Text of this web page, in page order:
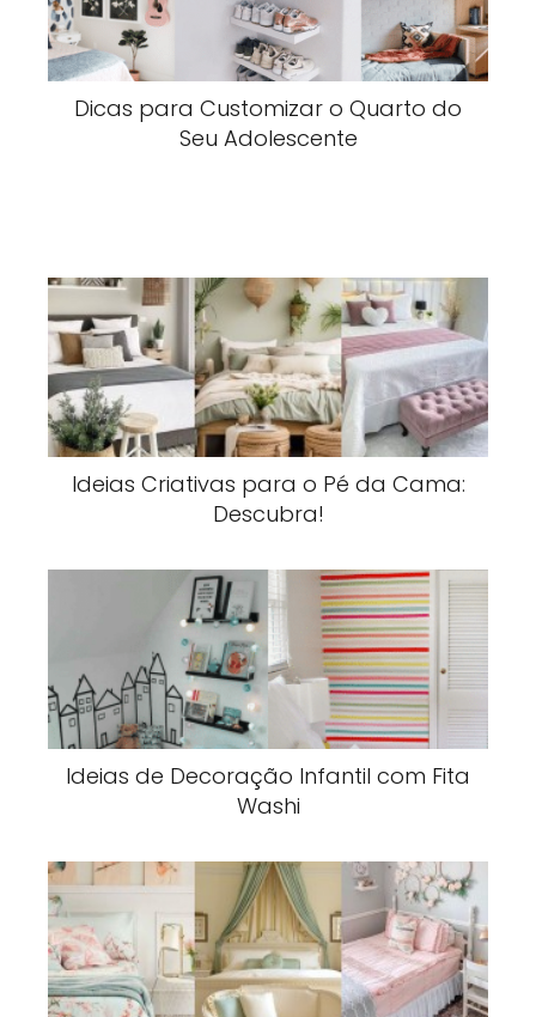
Dicas para Customizar o Quarto do
Seu Adolescente
Ideias Criativas para o Pé da Cama:
Descubra!
Ideias de Decoração Infantil com Fita
Washi